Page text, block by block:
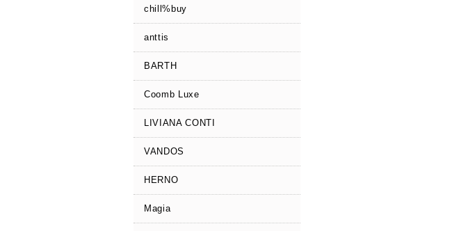
chill%buy
anttis
BARTH
Coomb Luxe
LIVIANA CONTI
VANDOS
HERNO
Magia